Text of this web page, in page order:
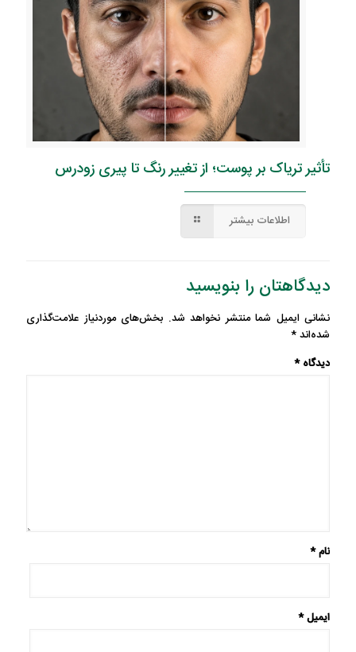
تأثیر تریاک بر پوست؛ از تغییر رنگ تا پیری زودرس
اطلاعات بیشتر
دیدگاهتان را بنویسید
نشانی ایمیل شما منتشر نخواهد شد. بخش‌های موردنیاز علامت‌گذاری
شده‌اند*
دیدگاه*
نام*
ایمیل*